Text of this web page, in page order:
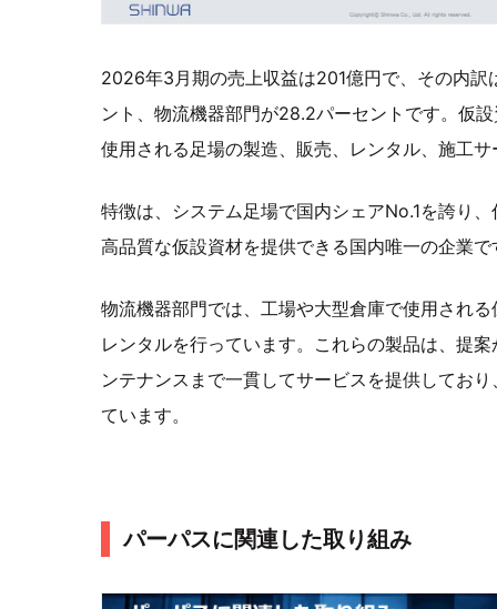
2026年3月期の売上収益は201億円で、その内訳
ント、物流機器部門が28.2パーセントです。仮
使用される足場の製造、販売、レンタル、施工
特徴は、システム足場で国内シェアNo.1を誇り
高品質な仮設資材を提供できる国内唯一の企業で
物流機器部門では、工場や大型倉庫で使用され
レンタルを行っています。これらの製品は、提
ンテナンスまで一貫してサービスを提供してお
ています。
パーパスに関連した取り組み